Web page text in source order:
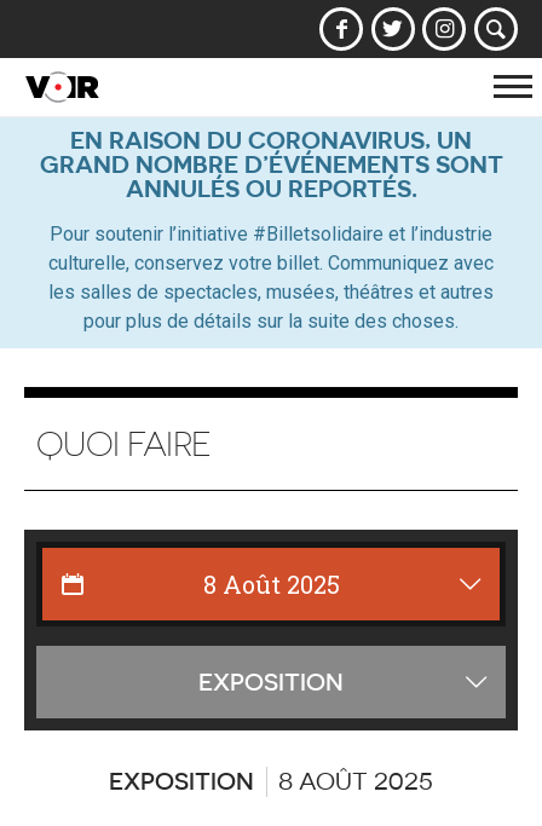
la
EN RAISON DU CORONAVIRUS, UN
GRAND NOMBRE D’ÉVÉNEMENTS SONT
ANNULÉS OU REPORTÉS.
Pour soutenir l’initiative #Billetsolidaire et l’industrie
culturelle, conservez votre billet. Communiquez avec
les salles de spectacles, musées, théâtres et autres
pour plus de détails sur la suite des choses.
QUOI FAIRE
EXPOSITION
les
EXPOSITION 8 AOÛT 2025